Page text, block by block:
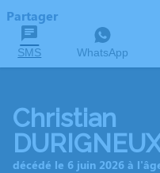
Partager
SMS WhatsApp
Christian
décédé le 6 juin 2026 à